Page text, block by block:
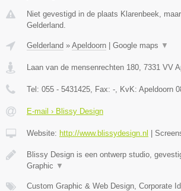
Niet gevestigd in de plaats Klarenbeek,
Gelderland.
Gelderland » Apeldoorn Google maps ▼
Laan van de mensenrechten 180 7331 VV
Tel: 055 - 5431425 , Fax: - , KvK: Apeldoorn
E-mail › Blissy Design
Website: http://www.blissydesign.nl
Blissy Design is een ontwerp studio,
Graphic ▼
Custom Graphic & Web Design, Corporate